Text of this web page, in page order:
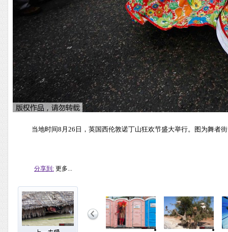
当地时间8月26日，英国西伦敦诺丁山狂欢节盛大举行。图为舞者
分享到: 更多...